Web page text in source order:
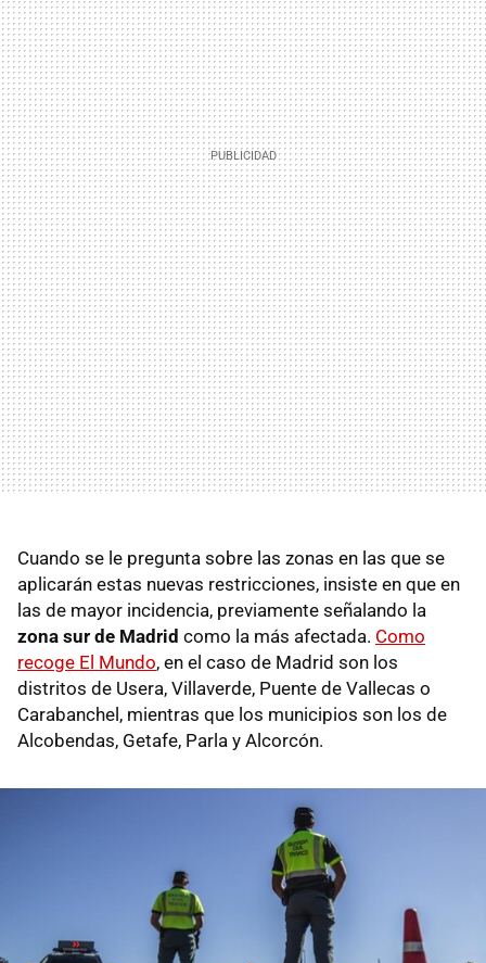
Cuando se le pregunta sobre las zonas en las que se
aplicarán estas nuevas restricciones, insiste en que en
las de mayor incidencia, previamente señalando la
zona sur de Madrid como la más afectada. Como
recoge El Mundo, en el caso de Madrid son los
distritos de Usera, Villaverde, Puente de Vallecas o
Carabanchel, mientras que los municipios son los de
Alcobendas, Getafe, Parla y Alcorcón.